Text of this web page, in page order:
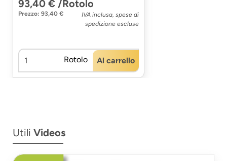
93,40 € /Rotolo
Prezzo: 93,40 €
IVA inclusa, spese di
spedizione escluse
Rotolo Al carrello
Utili Videos